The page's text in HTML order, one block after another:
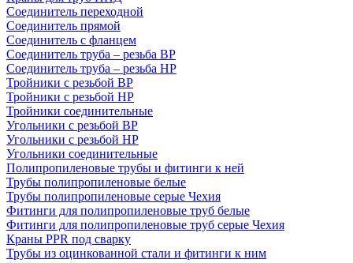
Соединитель переходной
Соединитель прямой
Соединитель с фланцем
Соединитель труба – резьба ВР
Соединитель труба – резьба НР
Тройники с резьбой ВР
Тройники с резьбой НР
Тройники соединительные
Угольники с резьбой ВР
Угольники с резьбой НР
Угольники соединительные
Полипропиленовые трубы и фитинги к ней
Трубы полипропиленовые белые
Трубы полипропиленовые серые Чехия
Фитинги для полипропиленовые труб белые
Фитинги для полипропиленовые труб серые Чехия
Краны PPR под сварку
Трубы из оцинкованной стали и фитинги к ним